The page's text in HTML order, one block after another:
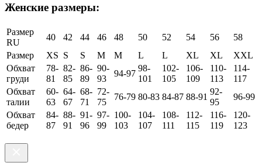
Женские размеры:
Размер
RU
40 42 44 46 48 50 52 54 56
58
Размер
XS S S M M L L XL XL
XXL
Обхват
груди
78-
81
82-
85
86-
89
90-
93
94-97
98-
101
102-
105
106-
109
110-
113
114-
117
Обхват
талии
60-
63
64-
67
68-
71
72-
75
76-79 80-83 84-87 88-91
92-
95
96-99
Обхват
бедер
84-
87
88-
91
91-
96
97-
99
100-
103
104-
107
108-
111
112-
115
116-
119
120-
123